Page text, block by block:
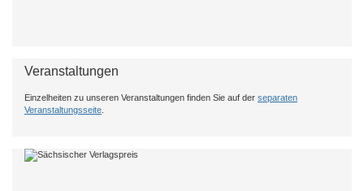
Veranstaltungen
Einzelheiten zu unseren Veranstaltungen finden Sie auf der separaten
Veranstaltungsseite